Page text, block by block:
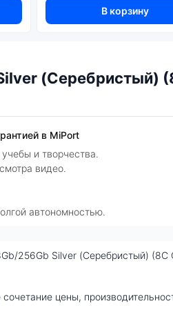
мониторамиВ корзину
(Серебристый)
в MiPort
и творчества.
видео.
автономностью.